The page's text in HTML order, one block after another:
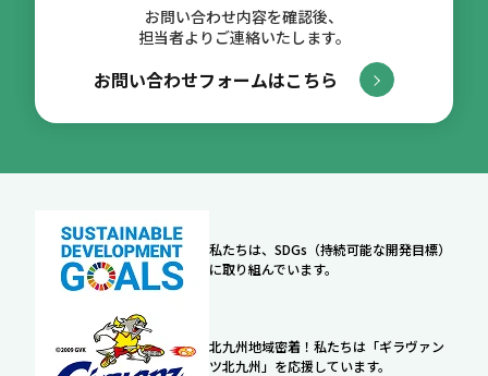
お問い合わせ内容を確認後、
担当者よりご連絡いたします。
お問い合わせフォームはこちら
私たちは、SDGs（持続可能な開発目標）
に取り組んでいます。
北九州地域密着！私たちは「ギラヴァン
ツ北九州」を応援しています。